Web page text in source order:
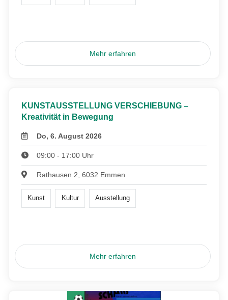
Mehr erfahren
KUNSTAUSSTELLUNG VERSCHIEBUNG –
Kreativität in Bewegung
Do, 6. August 2026
09:00 - 17:00 Uhr
Rathausen 2, 6032 Emmen
Kunst Kultur Ausstellung
Mehr erfahren